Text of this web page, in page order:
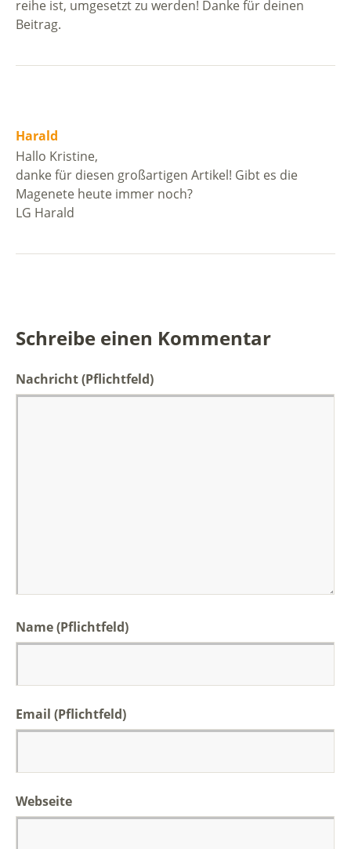
reihe ist, umgesetzt zu werden! Danke für deinen
Beitrag.
Harald
Hallo Kristine,
danke für diesen großartigen Artikel! Gibt es die
Magenete heute immer noch?
LG Harald
Schreibe einen Kommentar
Nachricht(Pflichtfeld)
Name (Pflichtfeld)
Email (Pflichtfeld)
Webseite